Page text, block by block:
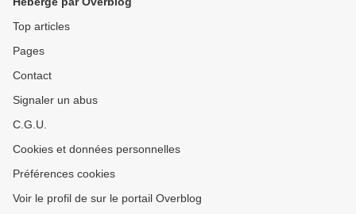
Top articles
Pages
Contact
Signaler un abus
C.G.U.
Cookies et données personnelles
Préférences cookies
Voir le profil de sur le portail Overblog